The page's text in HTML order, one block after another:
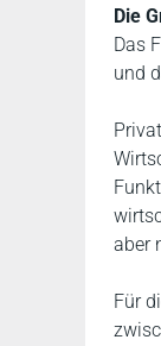
Die
Das
und
aber
Für